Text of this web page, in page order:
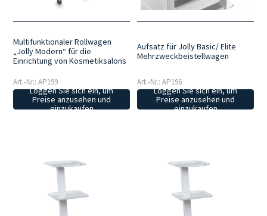
Multifunktionaler Rollwagen
„Jolly Modern“ für die
Einrichtung von Kosmetiksalons
Art.-Nr.: AP199
Loggen Sie sich ein, um
Preise anzusehen und
einzukaufen
Aufsatz für Jolly Basic/ Elite
Mehrzweckbeistellwagen
Art.-Nr.: AP196
Loggen Sie sich ein, um
Preise anzusehen und
einzukaufen